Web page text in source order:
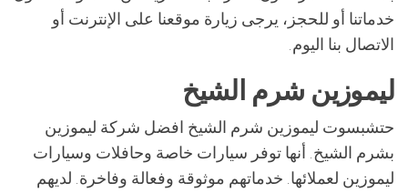
خدماتنا أو للحجز، يرجى زيارة موقعنا على الإنترنت أو
الاتصال بنا اليوم.
ليموزين شرم الشيخ
حتشبسوت ليموزين شرم الشيخ افضل شركة ليموزين
بشرم الشيخ. أنها توفر سيارات خاصة وحافلات وسيارات
ليموزين لعملائها. خدماتهم موثوقة وفعالة وفاخرة. لديهم